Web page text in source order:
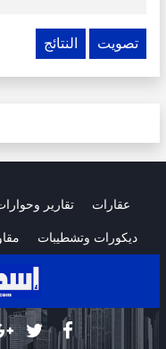
تصويت النتائج
عقارات تقارير
ديكورات وتشطيبات